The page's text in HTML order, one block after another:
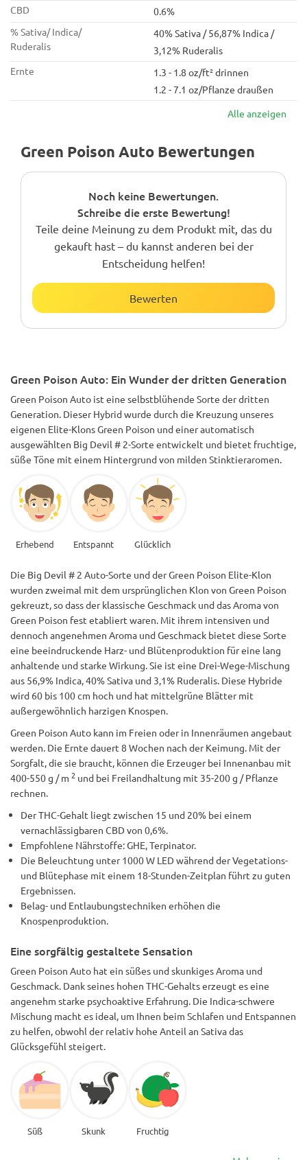
CBD
0.6%
% Sativa/ Indica/
Ruderalis
40% Sativa / 56,87% Indica /
3,12% Ruderalis
Ernte
1.3 - 1.8 oz/ft² drinnen
1.2 - 7.1 oz/Pflanze draußen
Alle anzeigen
Green Poison Auto Bewertungen
Noch keine Bewertungen.
Schreibe die erste Bewertung!
Teile deine Meinung zu dem Produkt mit, das du
gekauft hast – du kannst anderen bei der
Entscheidung helfen!
Bewerten
Green Poison Auto: Ein Wunder der dritten Generation
Green Poison Auto ist eine selbstblühende Sorte der dritten
Generation. Dieser Hybrid wurde durch die Kreuzung unseres
eigenen Elite-Klons Green Poison und einer automatisch
ausgewählten Big Devil # 2-Sorte entwickelt und bietet fruchtige,
süße Töne mit einem Hintergrund von milden Stinktieraromen.
Erhebend Entspannt Glücklich
Die Big Devil # 2 Auto-Sorte und der Green Poison Elite-Klon
wurden zweimal mit dem ursprünglichen Klon von Green Poison
gekreuzt, so dass der klassische Geschmack und das Aroma von
Green Poison fest etabliert waren. Mit ihrem intensiven und
dennoch angenehmen Aroma und Geschmack bietet diese Sorte
eine beeindruckende Harz- und Blütenproduktion für eine lang
anhaltende und starke Wirkung. Sie ist eine Drei-Wege-Mischung
aus 56,9% Indica, 40% Sativa und 3,1% Ruderalis. Diese Hybride
wird 60 bis 100 cm hoch und hat mittelgrüne Blätter mit
außergewöhnlich harzigen Knospen.
Green Poison Auto kann im Freien oder in Innenräumen angebaut
werden. Die Ernte dauert 8 Wochen nach der Keimung. Mit der
Sorgfalt, die sie braucht, können die Erzeuger bei Innenanbau mit
400-550 g / m 2 und bei Freilandhaltung mit 35-200 g / Pflanze
rechnen.
Der THC-Gehalt liegt zwischen 15 und 20% bei einem
vernachlässigbaren CBD von 0,6%.
Empfohlene Nährstoffe: GHE, Terpinator.
Die Beleuchtung unter 1000 W LED während der Vegetations-
und Blütephase mit einem 18-Stunden-Zeitplan führt zu guten
Ergebnissen.
Belag- und Entlaubungstechniken erhöhen die
Knospenproduktion.
Eine sorgfältig gestaltete Sensation
Green Poison Auto hat ein süßes und skunkiges Aroma und
Geschmack. Dank seines hohen THC-Gehalts erzeugt es eine
angenehm starke psychoaktive Erfahrung. Die Indica-schwere
Mischung macht es ideal, um Ihnen beim Schlafen und Entspannen
zu helfen, obwohl der relativ hohe Anteil an Sativa das
Glücksgefühl steigert.
Süß Skunk Fruchtig